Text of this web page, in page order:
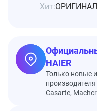
Хит:ОРИГИНАЛ
HAIER
Только новые
производителя
Casarte,